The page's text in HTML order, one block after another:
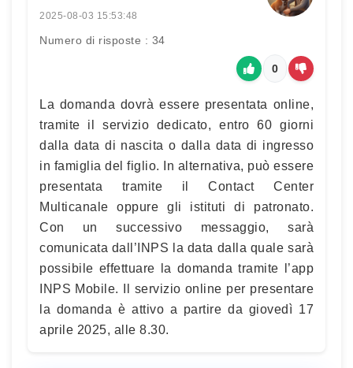
2025-08-03 15:53:48
Numero di risposte : 34
0
La domanda dovrà essere presentata online,
tramite il servizio dedicato, entro 60 giorni
dalla data di nascita o dalla data di ingresso
in famiglia del figlio. In alternativa, può essere
presentata tramite il Contact Center
Multicanale oppure gli istituti di patronato.
Con un successivo messaggio, sarà
comunicata dall’INPS la data dalla quale sarà
possibile effettuare la domanda tramite l’app
INPS Mobile. Il servizio online per presentare
la domanda è attivo a partire da giovedì 17
aprile 2025, alle 8.30.